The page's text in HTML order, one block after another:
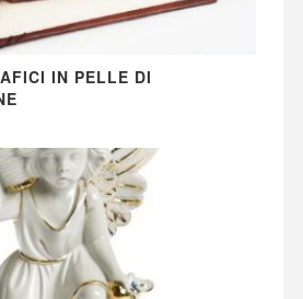
IN PELLE DI